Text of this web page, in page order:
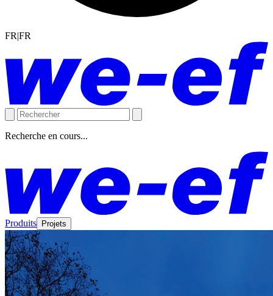
FR|FR
Recherche en cours...
Produits Projets